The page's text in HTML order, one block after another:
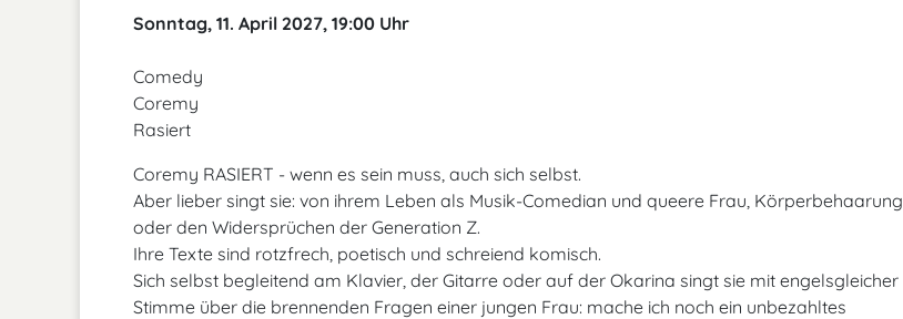
Sonntag, 11. April 2027, 19:00 Uhr
Comedy
Coremy
Rasiert
Coremy RASIERT - wenn es sein muss, auch sich selbst.
Aber lieber singt sie: von ihrem Leben als Musik-Comedian und queere Frau, Körperbehaarung
oder den Widersprüchen der Generation Z.
Ihre Texte sind rotzfrech, poetisch und schreiend komisch.
Sich selbst begleitend am Klavier, der Gitarre oder auf der Okarina singt sie mit engelsgleicher
Stimme über die brennenden Fragen einer jungen Frau: mache ich noch ein unbezahltes